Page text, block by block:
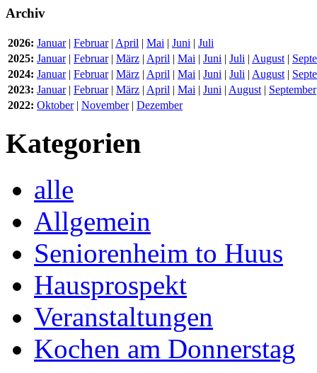
Archiv
2026: Januar| Februar| April | Mai | Juni | Juli
2025: Januar| Februar| März | April | Mai | Juni | Juli | August |
2024: Januar| Februar| März | April | Mai | Juni | Juli | August |
2023: Januar| Februar| März | April | Mai | Juni | August | September
2022: Oktober| November| Dezember
Kategorien
alle
Allgemein
Seniorenheim to Huus
Hausprospekt
Veranstaltungen
Kochen am Donnerstag